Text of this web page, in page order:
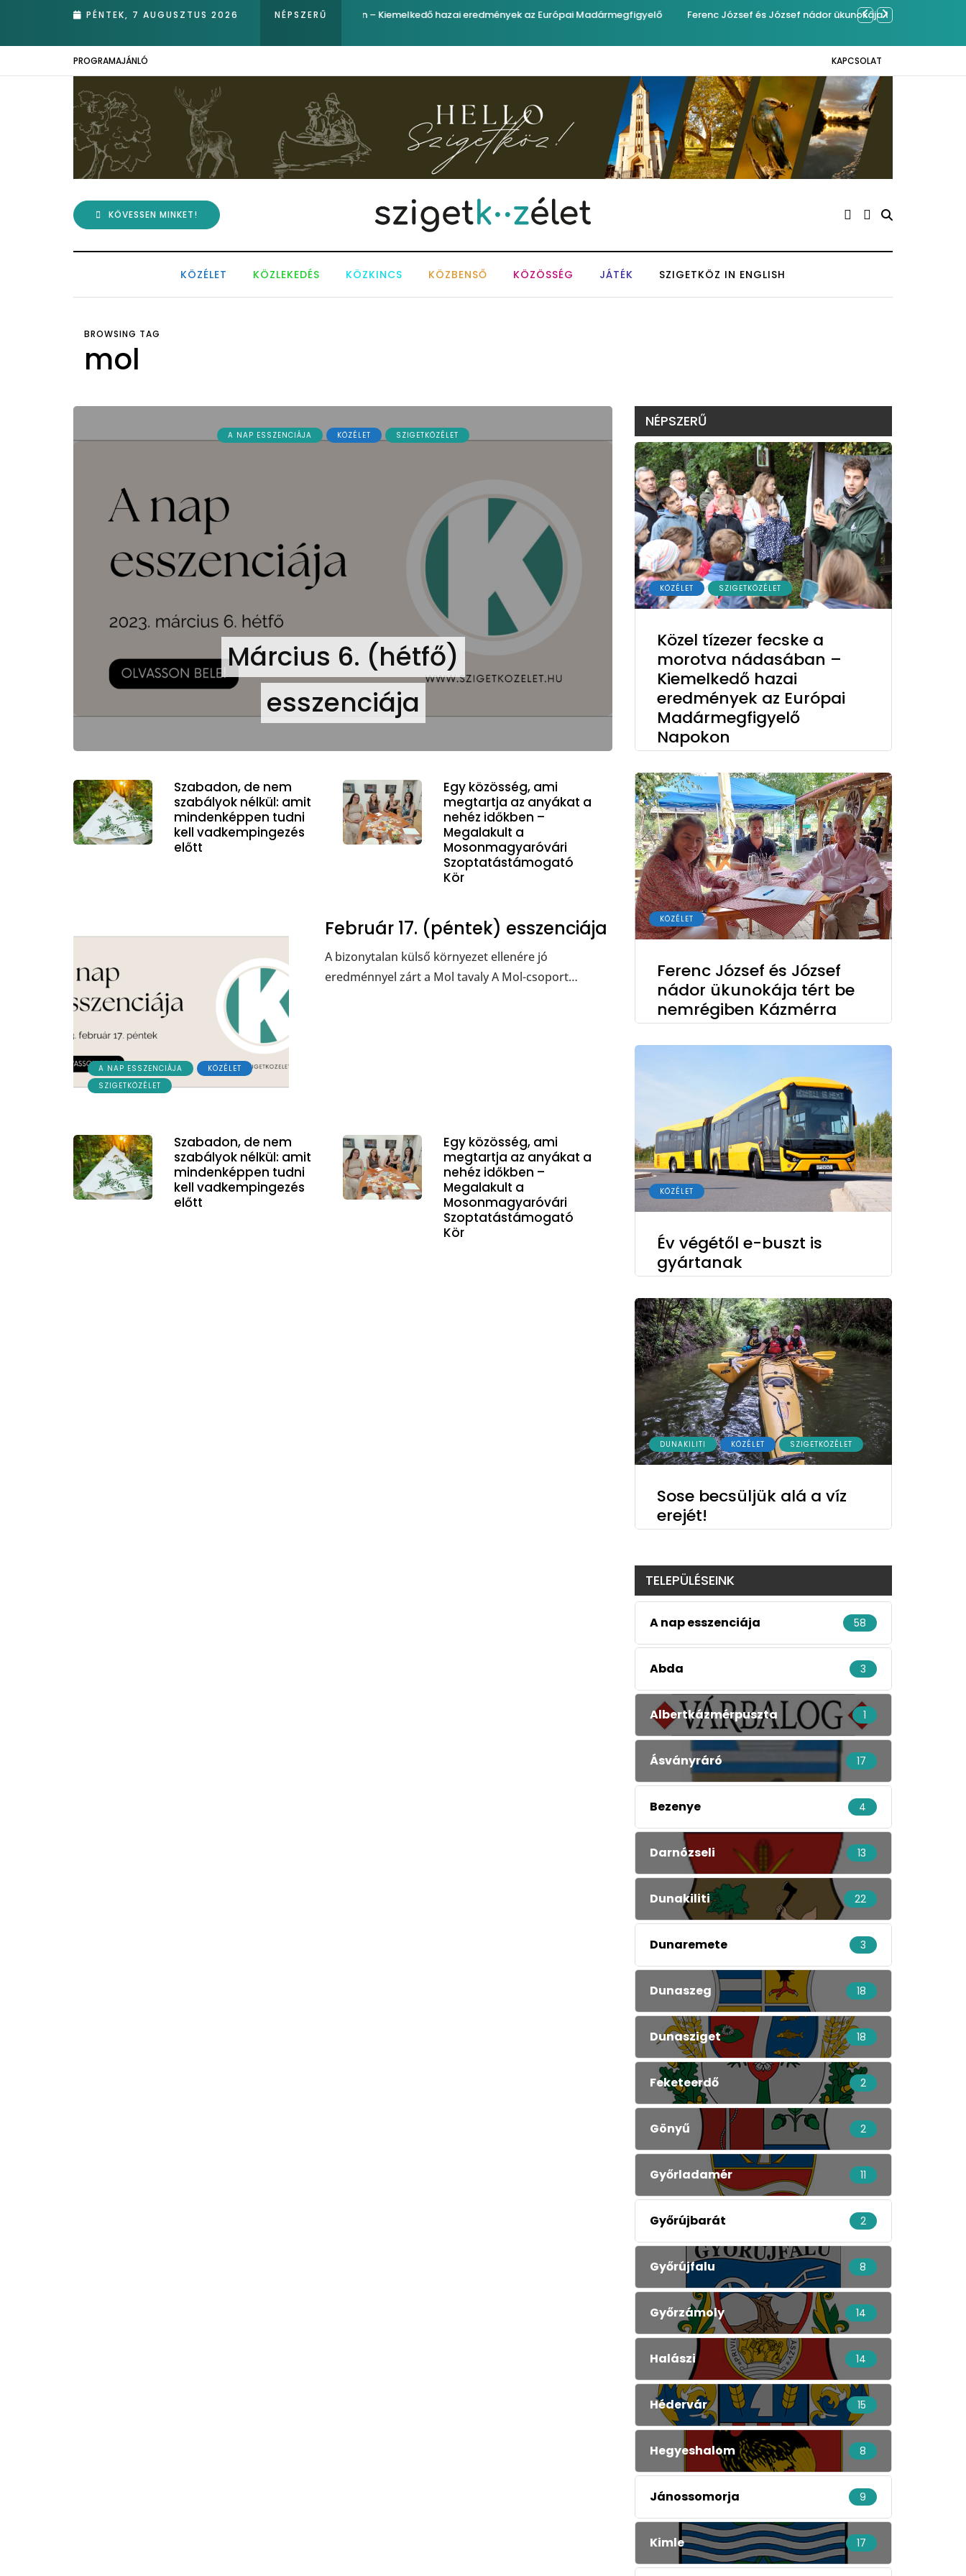
PÉNTEK, 7 AUGUSZTUS 2026 NÉPSZERŰ
– Kiemelkedő hazai eredmények az Európai Madármegfigyelő Ferenc József és József nádor ükunokája tért be nemrégiben Kázmérra Év végétől e-
PROGRAMAJÁNLÓ KAPCSOLAT
KÖVESSEN MINKET!
KÖZÉLET KÖZLEKEDÉS KÖZKINCS KÖZBENSŐ KÖZÖSSÉG JÁTÉK SZIGETKÖZ IN ENGLISH
BROWSING TAG
mol
A NAP ESSZENCIÁJA KÖZÉLET SZIGETKÖZÉLET
Március 6. (hétfő)
esszenciája
Szabadon, de nem
szabályok nélkül: amit
mindenképpen tudni
kell vadkempingezés
előtt
Egy közösség, ami
megtartja az anyákat a
nehéz időkben –
Megalakult a
Mosonmagyaróvári
Szoptatástámogató
Kör
A NAP ESSZENCIÁJA
KÖZÉLET
SZIGETKÖZÉLET
Február 17. (péntek) esszenciája
A bizonytalan külső környezet ellenére jó
eredménnyel zárt a Mol tavaly A Mol-csoport…
Szabadon, de nem
szabályok nélkül: amit
mindenképpen tudni
kell vadkempingezés
előtt
Egy közösség, ami
megtartja az anyákat a
nehéz időkben –
Megalakult a
Mosonmagyaróvári
Szoptatástámogató
Kör
NÉPSZERŰ
KÖZÉLET SZIGETKÖZÉLET
Közel tízezer fecske a
morotva nádasában –
Kiemelkedő hazai
eredmények az Európai
Madármegfigyelő
Napokon
KÖZÉLET
Ferenc József és József
nádor ükunokája tért be
nemrégiben Kázmérra
KÖZÉLET
Év végétől e-buszt is
gyártanak
DUNAKILITI KÖZÉLET SZIGETKÖZÉLET
Sose becsüljük alá a víz
erejét!
TELEPÜLÉSEINK
A nap esszenciája 58
Abda 3
Albertkázmérpuszta 1
Ásványráró 17
Bezenye 4
Darnózseli 13
Dunakiliti 22
Dunaremete 3
Dunaszeg 18
Dunasziget 18
Feketeerdő 2
Gönyű 2
Győrladamér 11
Győrújbarát 2
Győrújfalu 8
Győrzámoly 14
Halászi 14
Hédervár 15
Hegyeshalom 8
Jánossomorja 9
Kimle 17